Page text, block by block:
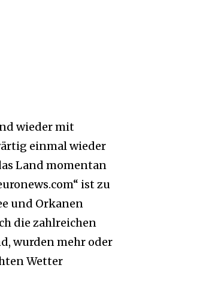
wieder mit
einmal wieder
Land momentan
ist zu
und Orkanen
die zahlreichen
wurden mehr oder
Wetter